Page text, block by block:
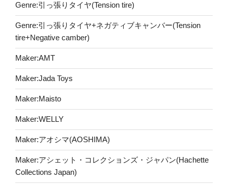
Genre:引っ張りタイヤ(Tension tire)
Genre:引っ張りタイヤ+ネガティブキャンバー(Tension
tire+Negative camber)
Maker:AMT
Maker:Jada Toys
Maker:Maisto
Maker:WELLY
Maker:アオシマ(AOSHIMA)
Maker:アシェット・コレクションズ・ジャパン(Hachette
Collections Japan)